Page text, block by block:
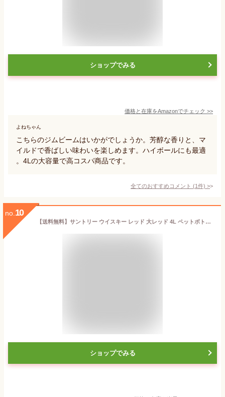
ショップでみる
価格と在庫をAmazonでチェック >>
よねちゃん
こちらのジムビームはいかがでしょうか。芳醇な香りと、マ
イルドで香ばしい味わいを楽しめます。ハイボールにも最適
。4Lの大容量で高コスパ商品です。
全てのおすすめコメント (1件) >
no. 10
【送料無料】サントリー ウイスキー レッド 大レッド 4L ペットボトル 4000ml 大容量 業務用
ショップでみる